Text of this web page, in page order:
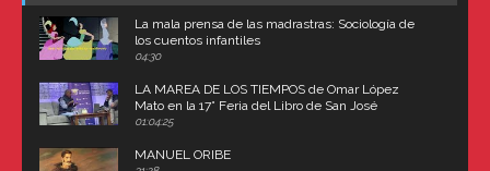
La mala prensa de las madrastras: Sociología de
los cuentos infantiles
04:30
LA MAREA DE LOS TIEMPOS de Omar López
Mato en la 17° Feria del Libro de San José
(Uruguay)
01:04:25
MANUEL ORIBE